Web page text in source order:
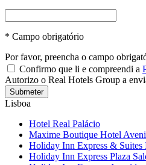
* Campo obrigatório
Por favor, preencha o campo
Confirmo que li e compreendi a
Autorizo o Real Hotels Group a
Submeter
Lisboa
Hotel Real Palácio
Maxime Boutique Hotel
Holiday Inn Express & Suites
Holiday Inn Express Plaza